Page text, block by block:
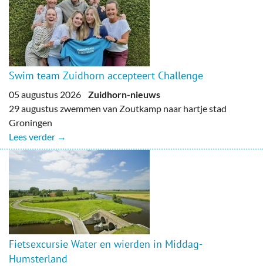
Swim team Zuidhorn accepteert Challenge
05 augustus 2026 Zuidhorn-nieuws
29 augustus zwemmen van Zoutkamp naar hartje stad
Groningen
Lees verder →
Fietsexcursie Water en wierden in Middag-
Humsterland